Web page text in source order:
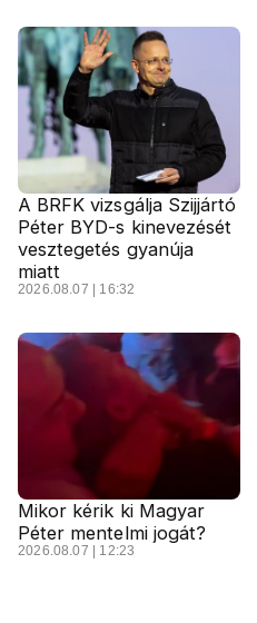
A BRFK vizsgálja Szijjártó
Péter BYD-s kinevezését
vesztegetés gyanúja
miatt
2026.08.07 | 16:32
Mikor kérik ki Magyar
Péter mentelmi jogát?
2026.08.07 | 12:23